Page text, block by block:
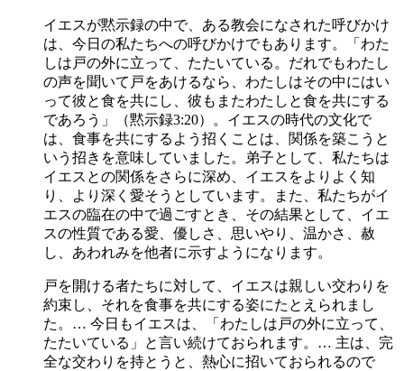
イエスが黙示録の中で、ある教会になされた呼びかけ
は、今日の私たちへの呼びかけでもあります。「わた
しは戸の外に立って、たたいている。だれでもわたし
の声を聞いて戸をあけるなら、わたしはその中にはい
って彼と食を共にし、彼もまたわたしと食を共にする
であろう」（黙示録3:20）。イエスの時代の文化で
は、食事を共にするよう招くことは、関係を築こうと
いう招きを意味していました。弟子として、私たちは
イエスとの関係をさらに深め、イエスをよりよく知
り、より深く愛そうとしています。また、私たちがイ
エスの臨在の中で過ごすとき、その結果として、イエ
スの性質である愛、優しさ、思いやり、温かさ、赦
し、あわれみを他者に示すようになります。
戸を開ける者たちに対して、イエスは親しい交わりを
約束し、それを食事を共にする姿にたとえられまし
た。… 今日もイエスは、「わたしは戸の外に立って、
たたいている」と言い続けておられます。… 主は、完
全な交わりを持とうと、熱心に招いておられるので